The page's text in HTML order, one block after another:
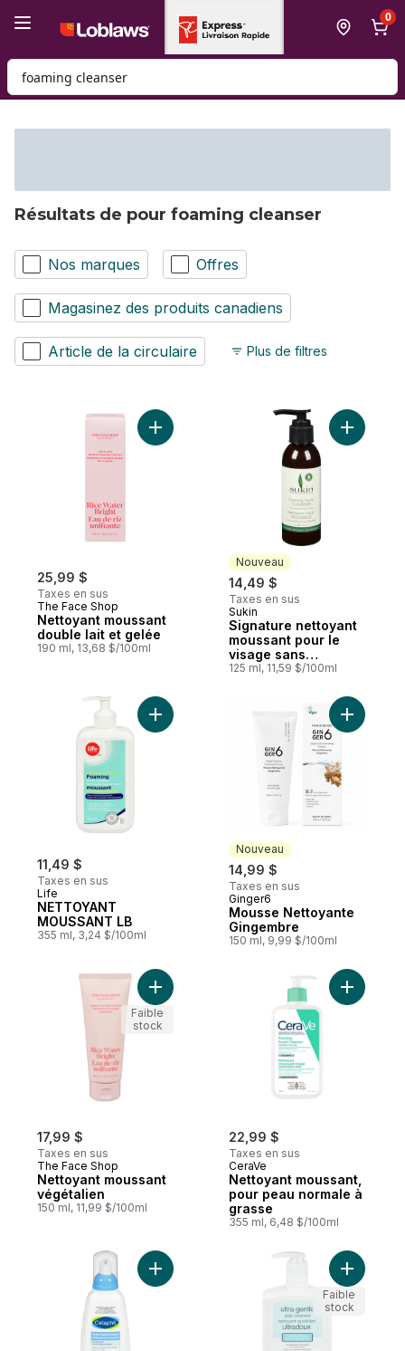
0
Rechercher des produits
Résultats de pour foaming cleanser
Nos marques Offres
Magasinez des produits canadiens
Article de la circulaire Plus de filtres
25,99 $
Taxes en sus
The Face Shop
Nettoyant moussant
double lait et gelée
190 ml, 13,68 $/100ml
Ajouter Nettoyant moussant double lait
Nouveau
14,49 $
Taxes en sus
Nouveau
Sukin
Signature nettoyant
moussant pour le
visage sans
parabène
125 ml, 11,59 $/100ml
Ajouter
11,49 $
Taxes en sus
Life
NETTOYANT
MOUSSANT LB
355 ml, 3,24 $/100ml
Ajouter NETTOYANT MOUSSANT LB au
Nouveau
14,99 $
Taxes en sus
Nouveau
Ginger6
Mousse Nettoyante
Gingembre
150 ml, 9,99 $/100ml
Ajouter
17,99 $
Taxes en sus
The Face Shop
Nettoyant moussant
végétalien
150 ml, 11,99 $/100ml
Ajouter Nettoyant moussant végétalien
Faible
stock
22,99 $
Taxes en sus
CeraVe
Nettoyant moussant,
pour peau normale à
grasse
355 ml, 6,48 $/100ml
Ajouter
Ajouter Nettoyant doux moussant tous
Ajouter
Faible
stock